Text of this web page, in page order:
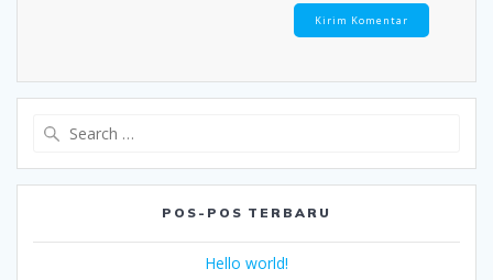
POS-POS TERBARU
Hello world!